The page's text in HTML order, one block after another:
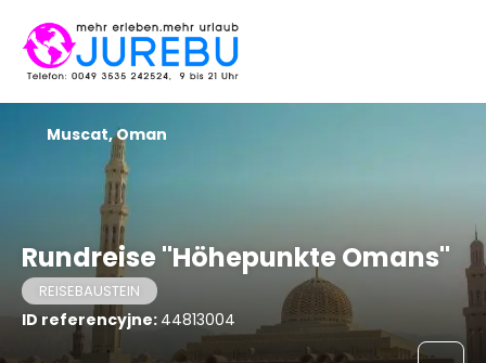
Rundreise "Höhepunkte Omans"
REISEBAUSTEIN
ID referencyjne: 44813004
Muscat, Oman